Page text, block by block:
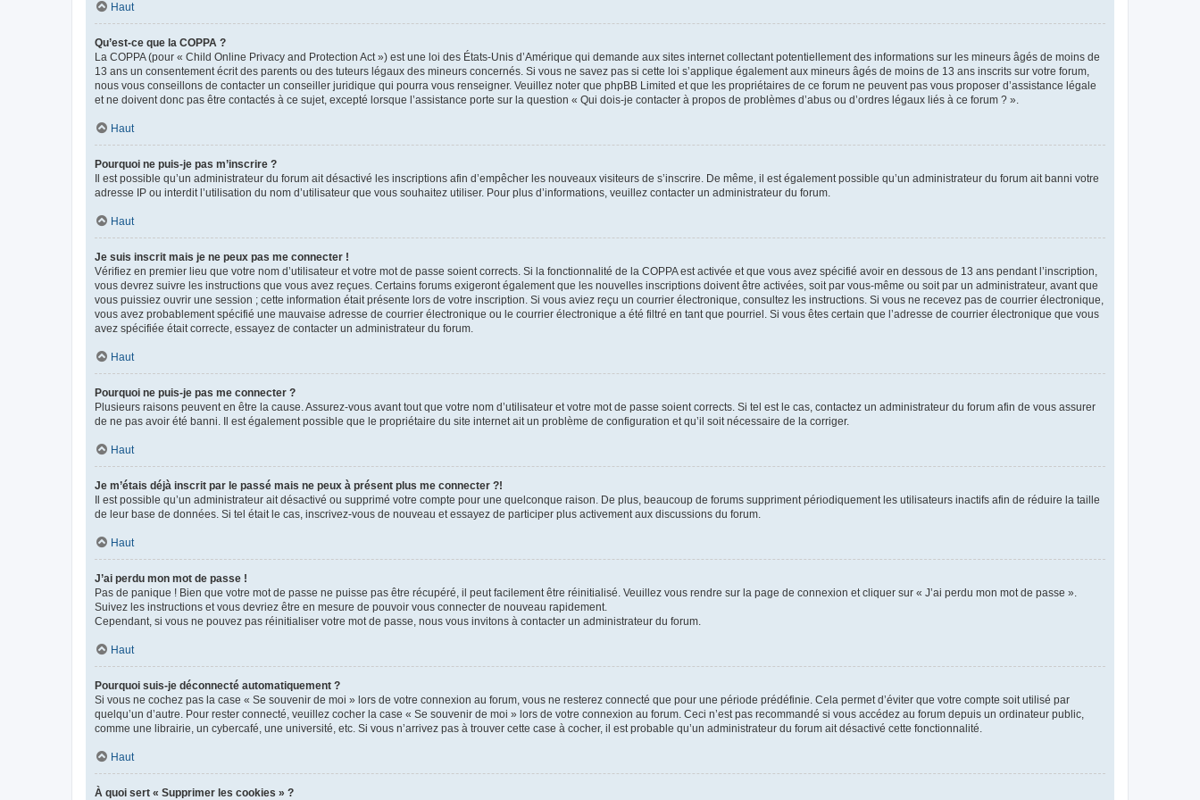
Haut
Qu’est-ce que la COPPA ?
La COPPA (pour « Child Online Privacy and Protection Act ») est une loi des États-Unis d’Amérique qui demande aux sites internet collectant potentiellement des informations sur les mineurs âgés de moins de
13 ans un consentement écrit des parents ou des tuteurs légaux des mineurs concernés. Si vous ne savez pas si cette loi s’applique également aux mineurs âgés de moins de 13 ans inscrits sur votre forum,
nous vous conseillons de contacter un conseiller juridique qui pourra vous renseigner. Veuillez noter que phpBB Limited et que les propriétaires de ce forum ne peuvent pas vous proposer d’assistance légale
et ne doivent donc pas être contactés à ce sujet, excepté lorsque l’assistance porte sur la question « Qui dois-je contacter à propos de problèmes d’abus ou d’ordres légaux liés à ce forum ? ».
Haut
Pourquoi ne puis-je pas m’inscrire ?
Il est possible qu’un administrateur du forum ait désactivé les inscriptions afin d’empêcher les nouveaux visiteurs de s’inscrire. De même, il est également possible qu’un administrateur du forum ait banni votre
adresse IP ou interdit l’utilisation du nom d’utilisateur que vous souhaitez utiliser. Pour plus d’informations, veuillez contacter un administrateur du forum.
Haut
Je suis inscrit mais je ne peux pas me connecter !
Vérifiez en premier lieu que votre nom d’utilisateur et votre mot de passe soient corrects. Si la fonctionnalité de la COPPA est activée et que vous avez spécifié avoir en dessous de 13 ans pendant l’inscription,
vous devrez suivre les instructions que vous avez reçues. Certains forums exigeront également que les nouvelles inscriptions doivent être activées, soit par vous-même ou soit par un administrateur, avant que
vous puissiez ouvrir une session ; cette information était présente lors de votre inscription. Si vous aviez reçu un courrier électronique, consultez les instructions. Si vous ne recevez pas de courrier électronique,
vous avez probablement spécifié une mauvaise adresse de courrier électronique ou le courrier électronique a été filtré en tant que pourriel. Si vous êtes certain que l’adresse de courrier électronique que vous
avez spécifiée était correcte, essayez de contacter un administrateur du forum.
Haut
Pourquoi ne puis-je pas me connecter ?
Plusieurs raisons peuvent en être la cause. Assurez-vous avant tout que votre nom d’utilisateur et votre mot de passe soient corrects. Si tel est le cas, contactez un administrateur du forum afin de vous assurer
de ne pas avoir été banni. Il est également possible que le propriétaire du site internet ait un problème de configuration et qu’il soit nécessaire de la corriger.
Haut
Je m’étais déjà inscrit par le passé mais ne peux à présent plus me connecter ?!
Il est possible qu’un administrateur ait désactivé ou supprimé votre compte pour une quelconque raison. De plus, beaucoup de forums suppriment périodiquement les utilisateurs inactifs afin de réduire la taille
de leur base de données. Si tel était le cas, inscrivez-vous de nouveau et essayez de participer plus activement aux discussions du forum.
Haut
J’ai perdu mon mot de passe !
Pas de panique ! Bien que votre mot de passe ne puisse pas être récupéré, il peut facilement être réinitialisé. Veuillez vous rendre sur la page de connexion et cliquer sur « J’ai perdu mon mot de passe ».
Suivez les instructions et vous devriez être en mesure de pouvoir vous connecter de nouveau rapidement.
Cependant, si vous ne pouvez pas réinitialiser votre mot de passe, nous vous invitons à contacter un administrateur du forum.
Haut
Pourquoi suis-je déconnecté automatiquement ?
Si vous ne cochez pas la case « Se souvenir de moi » lors de votre connexion au forum, vous ne resterez connecté que pour une période prédéfinie. Cela permet d’éviter que votre compte soit utilisé par
quelqu’un d’autre. Pour rester connecté, veuillez cocher la case « Se souvenir de moi » lors de votre connexion au forum. Ceci n’est pas recommandé si vous accédez au forum depuis un ordinateur public,
comme une librairie, un cybercafé, une université, etc. Si vous n’arrivez pas à trouver cette case à cocher, il est probable qu’un administrateur du forum ait désactivé cette fonctionnalité.
Haut
À quoi sert « Supprimer les cookies » ?